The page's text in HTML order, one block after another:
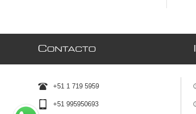
CONTACTO
+51 1 719 5959
+51 995950693